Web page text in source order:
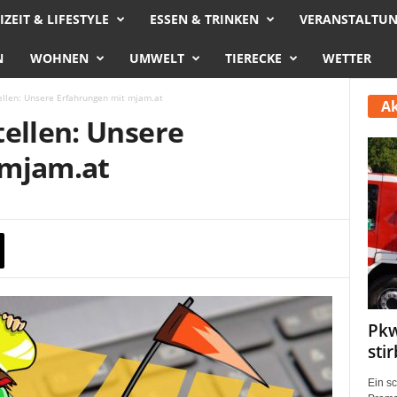
& LIFESTYLE ESSEN & TRINKEN
WOHNEN UMWELT TIERECKE WETTER
Unsere Erfahrungen mit mjam.at
Unsere
Ein